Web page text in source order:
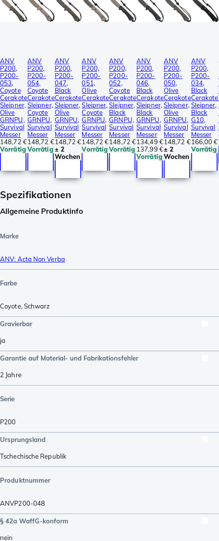
ANV
P200,
P200-
053,
Coyote
Cerakote
Sleipner,
Olive
GRNPU,
Survival
Messer
148,72 €
Vorrätig
ANV
P200,
P200-
054,
Coyote
Cerakote
Sleipner,
Coyote
GRNPU,
Survival
Messer
148,72 €
Vorrätig
ANV
P200,
P200-
047,
Black
Cerakote
Sleipner,
Olive
GRNPU,
Survival
Messer
148,72 €
± 2
Wochen
ANV
P200,
P200-
051,
Olive
Cerakote
Sleipner,
Coyote
GRNPU,
Survival
Messer
148,72 €
Vorrätig
ANV
P200,
P200-
052,
Coyote
Cerakote
Sleipner,
Black
GRNPU,
Survival
Messer
148,72 €
Vorrätig
ANV
P200,
P200-
046,
Black
Cerakote
Sleipner,
Black
GRNPU,
Survival
Messer
134,49 €
137,99 €
Vorrätig
ANV
P200,
P200-
050,
Olive
Cerakote
Sleipner,
Olive
GRNPU,
Survival
Messer
148,72 €
± 2
Wochen
ANV
P200,
P200-
034,
Black
Cerakote
Sleipner,
Black
G10,
Survival
Messer
166,00 €
Vorrätig
Spezifikationen
Allgemeine Produktinfo
Marke
ANV: Acta Non Verba
Farbe
Coyote,Schwarz
Gravierbar
ja
Garantie auf Material- und Fabrikationsfehler
2 Jahre
Serie
P200
Ursprungsland
Tschechische Republik
Produktnummer
ANVP200-048
§ 42a WaffG-konform
nein